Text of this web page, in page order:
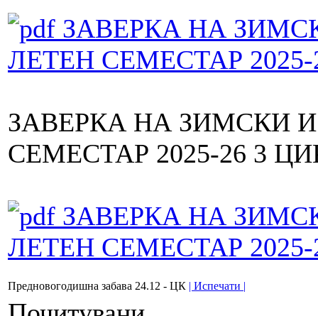
ЗАВЕРКА НА
ЛЕТЕН СЕМЕСТАР
ЗАВЕРКА НА ЗИМСКИ
СЕМЕСТАР 2025-26 3
ЗАВЕРКА НА
ЛЕТЕН СЕМЕСТАР
Предновогодишна забава 24.12 - ЦК | Испечати |